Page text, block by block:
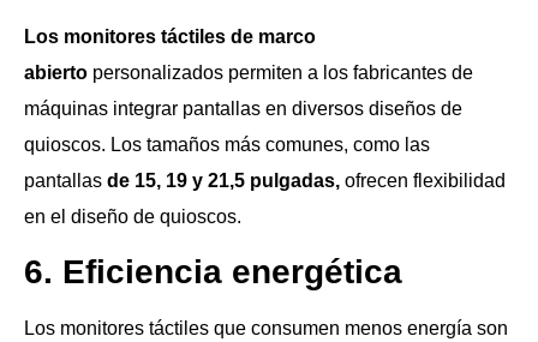
Los monitores táctiles de marco
abierto personalizados permiten a los fabricantes de
máquinas integrar pantallas en diversos diseños de
quioscos. Los tamaños más comunes, como las
pantallas de 15, 19 y 21,5 pulgadas, ofrecen flexibilidad
en el diseño de quioscos.
6. Eficiencia energética
Los monitores táctiles que consumen menos energía son